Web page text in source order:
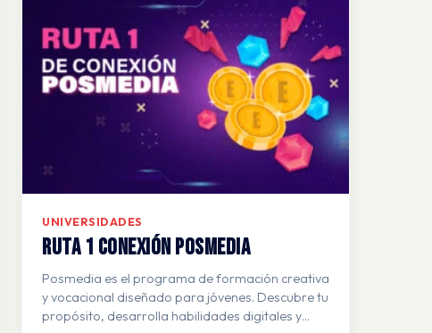
UNIVERSIDADES
RUTA 1 CONEXIÓN POSMEDIA
Posmedia es el programa de formación creativa
y vocacional diseñado para jóvenes. Descubre tu
propósito, desarrolla habilidades digitales y